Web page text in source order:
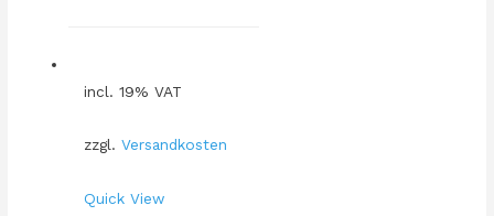
incl. 19% VAT
zzgl. Versandkosten
Quick View